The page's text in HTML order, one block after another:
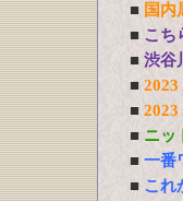
■ 国内
■ こち
■ 渋谷
■
■
■ ニッ
■ 一番
■ これ